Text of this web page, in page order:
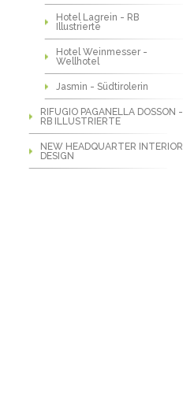
Hotel Lagrein - RB
Illustrierte
Hotel Weinmesser -
Wellhotel
Jasmin - Südtirolerin
RIFUGIO PAGANELLA DOSSON -
RB ILLUSTRIERTE
NEW HEADQUARTER INTERIOR
DESIGN